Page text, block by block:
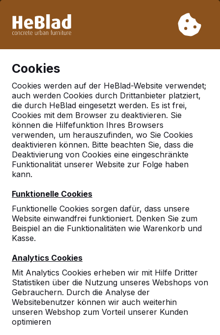
Woche 33 nicht. Bitte berücksichtigen Sie daher längere
Cookies
Cookies werden auf der HeBlad-Website verwendet;
auch werden Cookies durch Drittanbieter platziert,
die durch HeBlad eingesetzt werden. Es ist frei,
Cookies mit dem Browser zu deaktivieren. Sie
können die Hilfefunktion Ihres Browsers
verwenden, um herauszufinden, wo Sie Cookies
deaktivieren können. Bitte beachten Sie, dass die
Deaktivierung von Cookies eine eingeschränkte
Funktionalität unserer Website zur Folge haben
kann.
Funktionelle Cookies
Funktionelle Cookies sorgen dafür, dass unsere
Website einwandfrei funktioniert. Denken Sie zum
Beispiel an die Funktionalitäten wie Warenkorb und
Kasse.
Analytics Cookies
Mit Analytics Cookies erheben wir mit Hilfe Dritter
Statistiken über die Nutzung unseres Webshops von
Gebrauchern. Durch die Analyse der
Websitebenutzer können wir auch weiterhin
unseren Webshop zum Vorteil unserer Kunden
optimieren
Tischtennistische, Bänke und
Spieltische aus Beton.